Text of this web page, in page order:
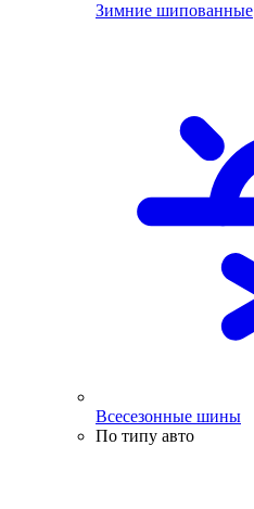
Зимние шипованные
Всесезонные шины
По типу авто